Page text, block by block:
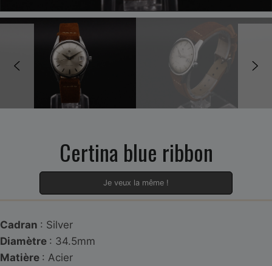
Certina blue ribbon
Je veux la même !
Cadran : Silver
Diamètre : 34.5mm
Matière : Acier